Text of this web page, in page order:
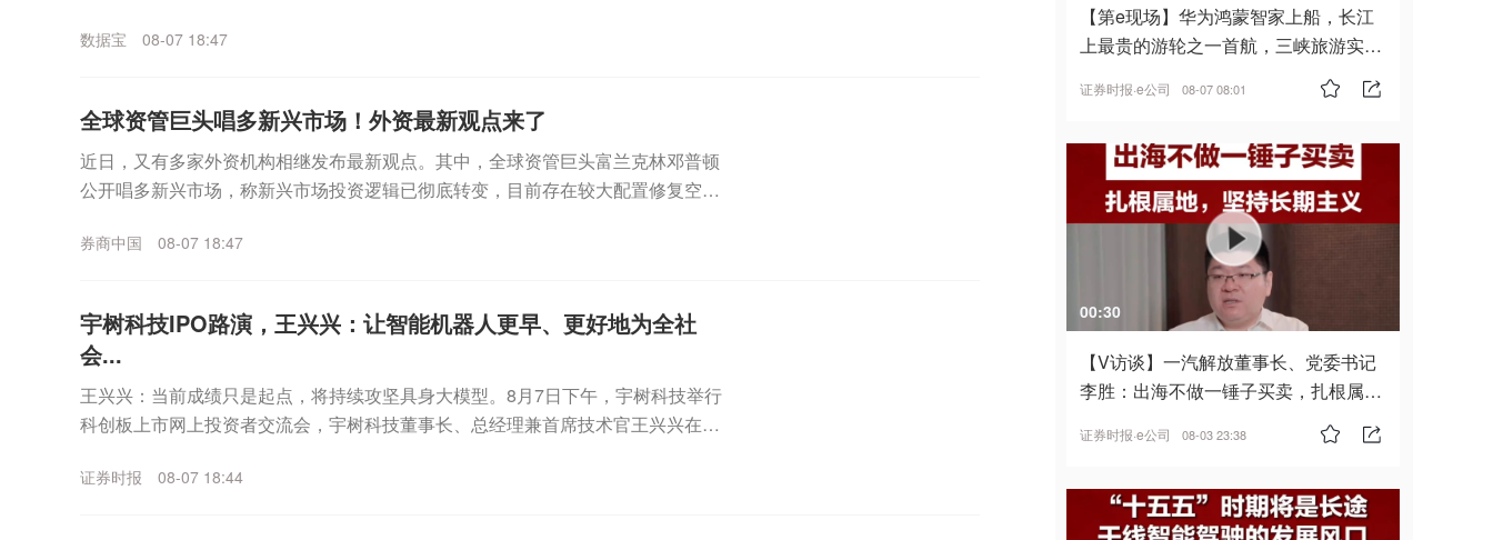
数据宝 08-07 18:47
全球资管巨头唱多新兴市场！外资最新观点来了
近日，又有多家外资机构相继发布最新观点。其中，全球资管巨头富兰克林邓普顿
公开唱多新兴市场，称新兴市场投资逻辑已彻底转变，目前存在较大配置修复空
券商中国 08-07 18:47
宇树科技IPO路演，王兴兴：让智能机器人更早、更好地为全社
会...
王兴兴：当前成绩只是起点，将持续攻坚具身大模型。8月7日下午，宇树科技举行
科创板上市网上投资者交流会，宇树科技董事长、总经理兼首席技术官王兴兴在现
证券时报 08-07 18:44
【第e现场】华为鸿蒙智家上船，长江
上最贵的游轮之一首航，三峡旅游实
证券时报·e公司 08-07 08:01
00:30
【V访谈】一汽解放董事长、党委书记
李胜：出海不做一锤子买卖，扎根属
证券时报·e公司 08-03 23:38